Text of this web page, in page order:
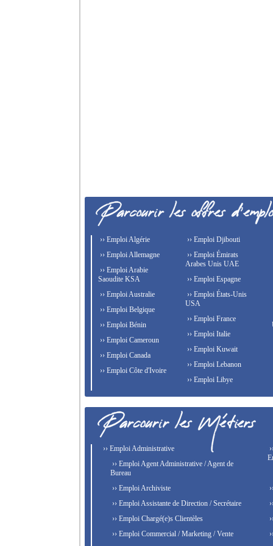
›› Emploi Algérie
›› Emploi Allemagne
›› Emploi Arabie
Saoudite KSA
›› Emploi Australie
›› Emploi Belgique
›› Emploi Bénin
›› Emploi Cameroun
›› Emploi Canada
›› Emploi Côte d'Ivoire
›› Emploi Djibouti
›› Emploi Émirats
Arabes Unis UAE
›› Emploi Espagne
›› Emploi États-Unis
USA
›› Emploi France
›› Emploi Italie
›› Emploi Kuwait
›› Emploi Lebanon
›› Emploi Libye
›› Emploi Administrative
›› Emploi Agent Administrative / Agent de
Bureau
›› Emploi Archiviste
›› Emploi Assistante de Direction / Secrétaire
›› Emploi Chargé(e)s Clientèles
›› Emploi Commercial / Marketing / Vente